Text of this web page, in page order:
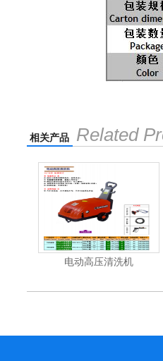
相关产品 Related
电动高压清洗机 电动高压